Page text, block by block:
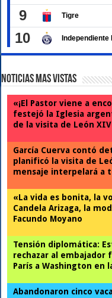
Noticias Mas Vistas
«¡El Pastor viene a
festejó la Iglesia
de la visita de León XIV
García Cuerva contó
planificó la visita de
mensaje interpelará a
«La vida es bonita, la
Candela Arizaga, la
Facundo Moyano
Tensión diplomática:
rechazar al embajador
París a Washington en
Abandonaron cinco